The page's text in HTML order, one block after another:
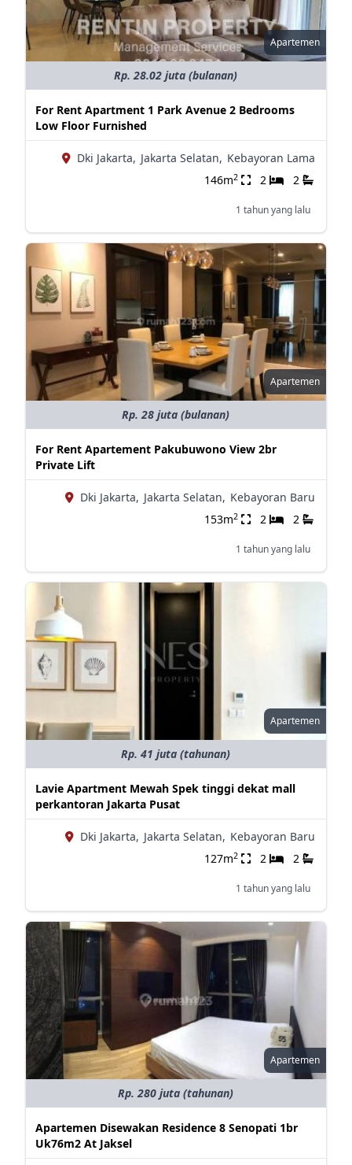
Apartemen
Rp. 28.02 juta (bulanan)
For Rent Apartment 1 Park Avenue 2 Bedrooms
Low Floor Furnished
Dki Jakarta, Jakarta Selatan, Kebayoran Lama
146m2 2 2
1 tahun yang lalu
Apartemen
Rp. 28 juta (bulanan)
For Rent Apartement Pakubuwono View 2br
Private Lift
Dki Jakarta, Jakarta Selatan, Kebayoran Baru
153m2 2 2
1 tahun yang lalu
Apartemen
Rp. 41 juta (tahunan)
Lavie Apartment Mewah Spek tinggi dekat mall
perkantoran Jakarta Pusat
Dki Jakarta, Jakarta Selatan, Kebayoran Baru
127m2 2 2
1 tahun yang lalu
Apartemen
Rp. 280 juta (tahunan)
Apartemen Disewakan Residence 8 Senopati 1br
Uk76m2 At Jaksel